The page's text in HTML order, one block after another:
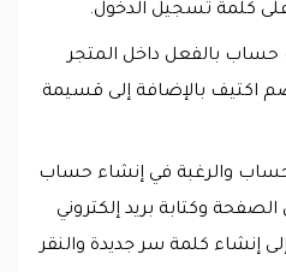
كلمة تسجيل الدخول.
حساب بالفعل داخل المتجر
اكتيف بالإضافة إلى قسيمة
والرغبة في إنشاء حساب
وكتابة بريد إلكتروني
إنشاء كلمة سر جديدة والنقر